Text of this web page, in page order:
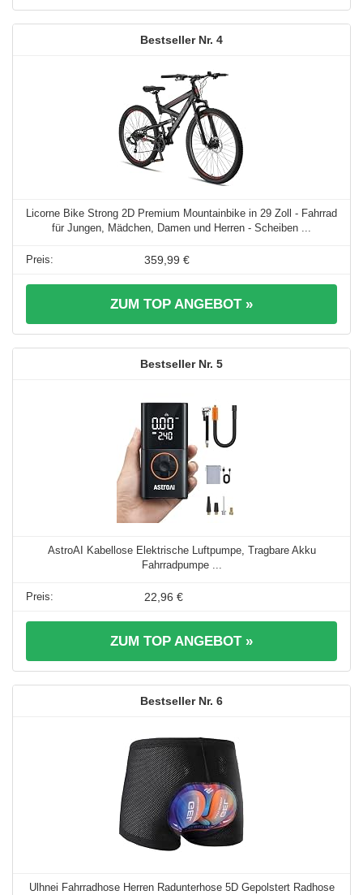
4
Licorne Bike Strong 2D Premium Mountainbike in 29 Zoll - Fahrrad
für Jungen, Mädchen, Damen und Herren - Scheiben ...
359,99 €
ZUM TOP ANGEBOT »
5
AstroAI Kabellose Elektrische Luftpumpe, Tragbare Akku
Fahrradpumpe ...
22,96 €
ZUM TOP ANGEBOT »
6
Ulhnei Fahrradhose Herren Radunterhose 5D Gepolstert Radhose